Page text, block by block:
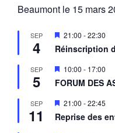
Beaumont le 15 mars
SEP
4
M
i
s
n
a
a
n
t
21:00 -22:30
Réinscription
SEP
5
M
i
s
n
a
v
10:00 - 17:00
FORUM DES
SEP
11
M
s
21:00 -22:45
Reprise des